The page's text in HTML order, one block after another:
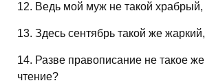
12. Ведь мой муж не такой храбрый,
13. Здесь сентябрь такой же жаркий,
14. Разве правописание не такое же
чтение?